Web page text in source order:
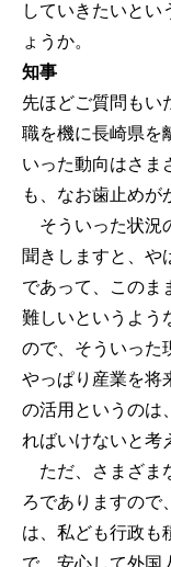
していきたいとい
ょうか。
知事
先ほどご質問もい
職を機に長崎県を
いった動向はさま
も、なお歯止めが
そういった状況
聞きしますと、や
であって、このま
難しいというよう
ので、そういった
やっぱり産業を将
の活用というのは
ればいけないと考
ただ、さまざま
ろでありますので
は、私ども行政も